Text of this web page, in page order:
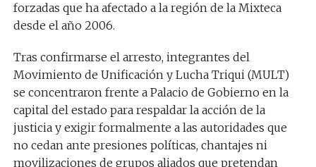
forzadas que ha afectado a la región de la Mixteca
desde el año 2006.
Tras confirmarse el arresto, integrantes del
Movimiento de Unificación y Lucha Triqui (MULT)
se concentraron frente a Palacio de Gobierno en la
capital del estado para respaldar la acción de la
justicia y exigir formalmente a las autoridades que
no cedan ante presiones políticas, chantajes ni
movilizaciones de grupos aliados que pretendan